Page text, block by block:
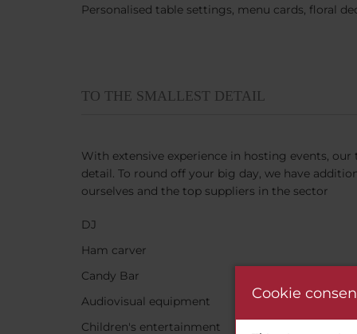
Personalised table settings, menu cards, floral
TO THE SMALLEST DETAIL
With extensive experience in hosting events,
detail. To round off your big day, we have
ourselves and the top suppliers in the sector
DJ
Ham carver
Candy Bar
Audiovisual equipment
Children's entertainment
Cookie